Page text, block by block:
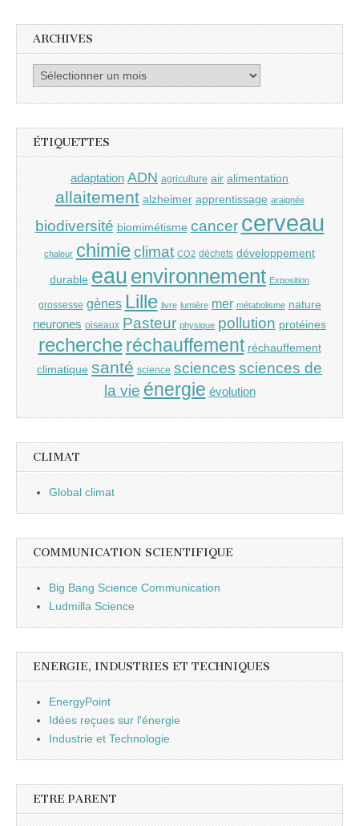
ARCHIVES
Archives
ÉTIQUETTES
adaptation ADN agriculture air alimentation
allaitement alzheimer apprentissage araignée
biodiversité biomimétisme cancer cerveau
chaleur chimieclimat CO2 déchets développement
durable eau environnement Exposition
grossesse gènes Lille livre lumière mer métabolisme nature
neurones oiseaux Pasteur physique pollution protéines
recherche réchauffement réchauffement
climatique santé science sciences sciences de
la vie énergie évolution
CLIMAT
Global climat
COMMUNICATION SCIENTIFIQUE
Big Bang Science Communication
Ludmilla Science
ENERGIE, INDUSTRIES ET TECHNIQUES
EnergyPoint
Idées reçues sur l'énergie
Industrie et Technologie
ETRE PARENT